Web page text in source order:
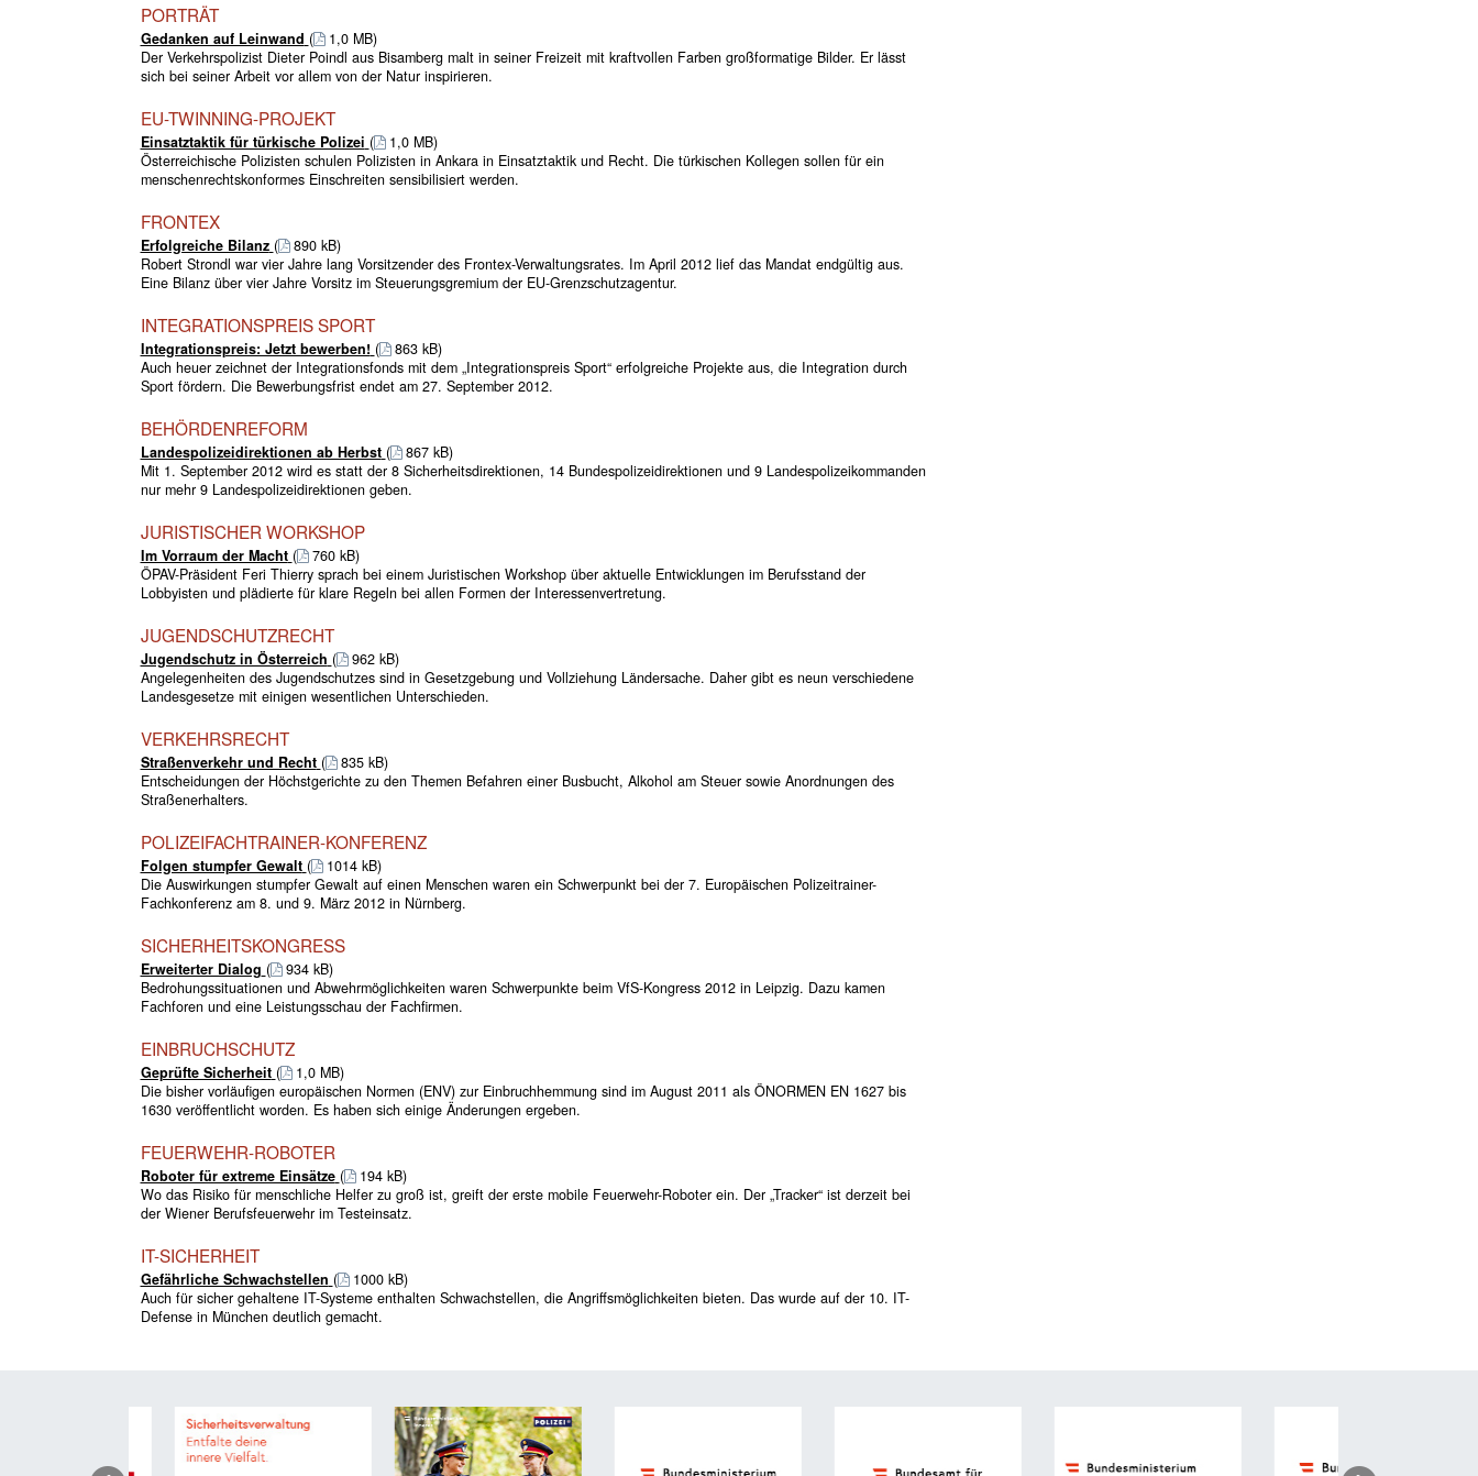
PORTRÄT
Gedanken auf Leinwand (
1,0 MB)
Der Verkehrspolizist Dieter Poindl aus Bisamberg malt in seiner Freizeit mit kraftvollen Farben großformatige Bilder. Er lässt
sich bei seiner Arbeit vor allem von der Natur inspirieren.
EU-TWINNING-PROJEKT
Einsatztaktik für türkische Polizei (
1,0 MB)
Österreichische Polizisten schulen Polizisten in Ankara in Einsatztaktik und Recht. Die türkischen Kollegen sollen für ein
menschenrechtskonformes Einschreiten sensibilisiert werden.
FRONTEX
Erfolgreiche Bilanz (
890 kB)
Robert Strondl war vier Jahre lang Vorsitzender des Frontex-Verwaltungsrates. Im April 2012 lief das Mandat endgültig aus.
Eine Bilanz über vier Jahre Vorsitz im Steuerungsgremium der EU-Grenzschutzagentur.
INTEGRATIONSPREIS SPORT
Integrationspreis: Jetzt bewerben! (
863 kB)
Auch heuer zeichnet der Integrationsfonds mit dem „Integrationspreis Sport“ erfolgreiche Projekte aus, die Integration durch
Sport fördern. Die Bewerbungsfrist endet am 27. September 2012.
BEHÖRDENREFORM
Landespolizeidirektionen ab Herbst (
867 kB)
Mit 1. September 2012 wird es statt der 8 Sicherheitsdirektionen, 14 Bundespolizeidirektionen und 9 Landespolizeikommanden
nur mehr 9 Landespolizeidirektionen geben.
JURISTISCHER WORKSHOP
Im Vorraum der Macht (
760 kB)
ÖPAV-Präsident Feri Thierry sprach bei einem Juristischen Workshop über aktuelle Entwicklungen im Berufsstand der
Lobbyisten und plädierte für klare Regeln bei allen Formen der Interessenvertretung.
JUGENDSCHUTZRECHT
Jugendschutz in Österreich (
962 kB)
Angelegenheiten des Jugendschutzes sind in Gesetzgebung und Vollziehung Ländersache. Daher gibt es neun verschiedene
Landesgesetze mit einigen wesentlichen Unterschieden.
VERKEHRSRECHT
Straßenverkehr und Recht (
835 kB)
Entscheidungen der Höchstgerichte zu den Themen Befahren einer Busbucht, Alkohol am Steuer sowie Anordnungen des
Straßenerhalters.
POLIZEIFACHTRAINER-KONFERENZ
Folgen stumpfer Gewalt (
1014 kB)
Die Auswirkungen stumpfer Gewalt auf einen Menschen waren ein Schwerpunkt bei der 7. Europäischen Polizeitrainer-
Fachkonferenz am 8. und 9. März 2012 in Nürnberg.
SICHERHEITSKONGRESS
Erweiterter Dialog (
934 kB)
Bedrohungssituationen und Abwehrmöglichkeiten waren Schwerpunkte beim VfS-Kongress 2012 in Leipzig. Dazu kamen
Fachforen und eine Leistungsschau der Fachfirmen.
EINBRUCHSCHUTZ
Geprüfte Sicherheit (
1,0 MB)
Die bisher vorläufigen europäischen Normen (ENV) zur Einbruchhemmung sind im August 2011 als ÖNORMEN EN 1627 bis
1630 veröffentlicht worden. Es haben sich einige Änderungen ergeben.
FEUERWEHR-ROBOTER
Roboter für extreme Einsätze (
194 kB)
Wo das Risiko für menschliche Helfer zu groß ist, greift der erste mobile Feuerwehr-Roboter ein. Der „Tracker“ ist derzeit bei
der Wiener Berufsfeuerwehr im Testeinsatz.
IT-SICHERHEIT
Gefährliche Schwachstellen (
1000 kB)
Auch für sicher gehaltene IT-Systeme enthalten Schwachstellen, die Angriffsmöglichkeiten bieten. Das wurde auf der 10. IT-
Defense in München deutlich gemacht.